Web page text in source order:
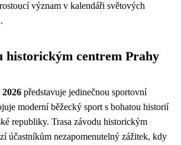
význam v kalendáři světových
historickým centrem Prahy
představuje jedinečnou sportovní
moderní běžecký sport s bohatou historií
republiky. Trasa závodu historickým
účastníkům nezapomenutelný zážitek, kdy